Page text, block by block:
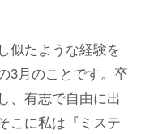
似たような経験を
3月のことです。卒
、有志で自由に出
こに私は『ミステ